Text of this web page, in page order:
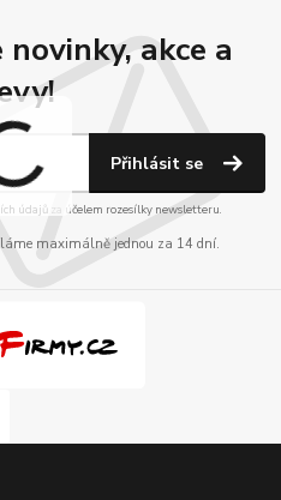
akce a
Přihlásit se
údajůza účelem rozesílky newsletteru.
maximálně jednou za 14 dní.